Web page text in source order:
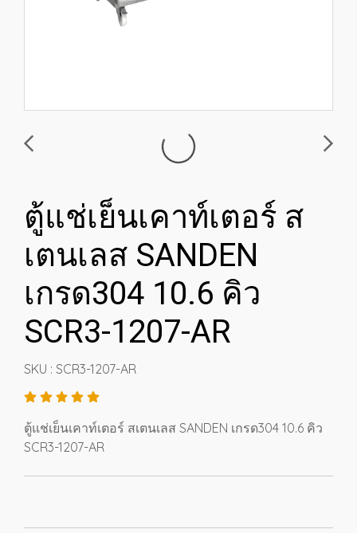
ตู้แช่เย็นเคาท์เตอร์ ส
เตนเลส SANDEN
เกรด304 10.6 คิว
SCR3-1207-AR
SKU : SCR3-1207-AR
ตู้แช่เย็นเคาท์เตอร์ สเตนเลส SANDEN เกรด304 10.6 คิว
SCR3-1207-AR